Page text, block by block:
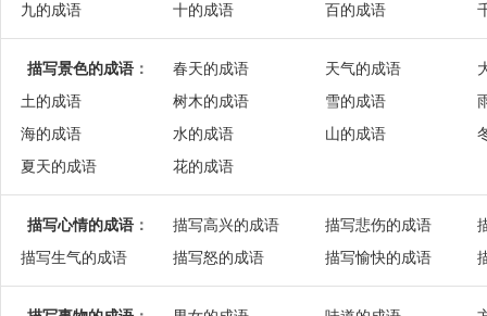
九的成语
十的成语 百的成语
描写景色的成语 ： 春天的成语 天气的成语
土的成语
树木的成语 雪的成语
海的成语
水的成语 山的成语
夏天的成语
花的成语
描写心情的成语 ： 描写高兴的成语 描写悲伤的成语
描写生气的成语
描写怒的成语 描写愉快的成语